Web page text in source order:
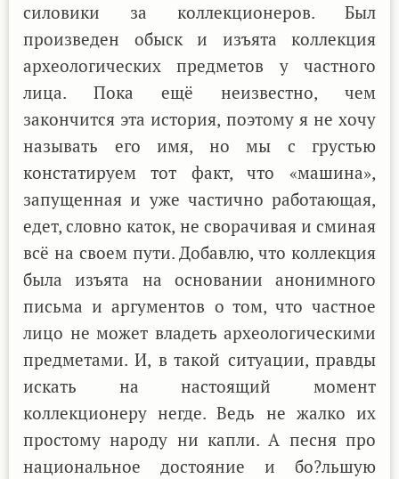
силовики за коллекционеров. Был
произведен обыск и изъята коллекция
археологических предметов у частного
лица. Пока ещё неизвестно, чем
закончится эта история, поэтому я не хочу
называть его имя, но мы с грустью
констатируем тот факт, что «машина»,
запущенная и уже частично работающая,
едет, словно каток, не сворачивая и сминая
всё на своем пути. Добавлю, что коллекция
была изъята на основании анонимного
письма и аргументов о том, что частное
лицо не может владеть археологическими
предметами. И, в такой ситуации, правды
искать на настоящий момент
коллекционеру негде. Ведь не жалко их
простому народу ни капли. А песня про
национальное достояние и бо?льшую